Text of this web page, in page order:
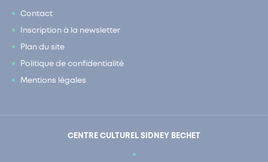
Contact
Inscription à la newsletter
Plan du site
Politique de confidentialité
Mentions légales
CENTRE CULTUREL SIDNEY BECHET